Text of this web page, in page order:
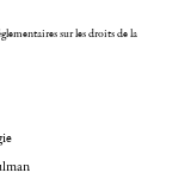
sur les droits de la